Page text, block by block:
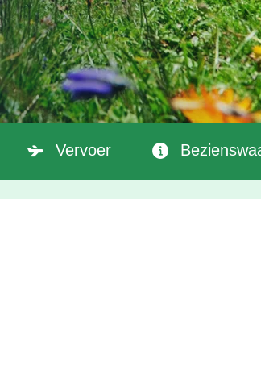
Vervoer